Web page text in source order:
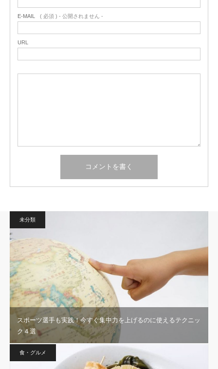
E-MAIL ( 必須 ) - 公開されません -
URL
未分類
スポーツ選手も実践！今すぐ集中力を上げるのに使えるテクニッ
ク４選
食・グルメ